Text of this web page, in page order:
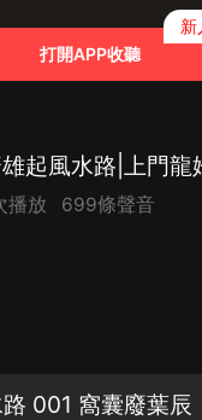
打開APP收聽
新
起風水路|上門龍
播放 699條聲音